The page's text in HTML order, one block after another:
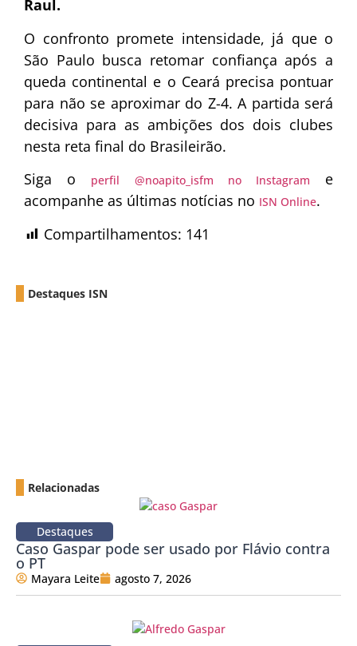
Raul.
O confronto promete intensidade, já que o
São Paulo busca retomar confiança após a
queda continental e o Ceará precisa pontuar
para não se aproximar do Z-4. A partida será
decisiva para as ambições dos dois clubes
nesta reta final do Brasileirão.
Siga o
perfil @noapito_isfm no Instagram
e
acompanhe as últimas notícias no ISN Online.
Compartilhamentos: 141
Destaques ISN
Relacionadas
Destaques
Caso Gaspar pode ser usado por Flávio contra
o PT
Mayara Leite agosto 7, 2026